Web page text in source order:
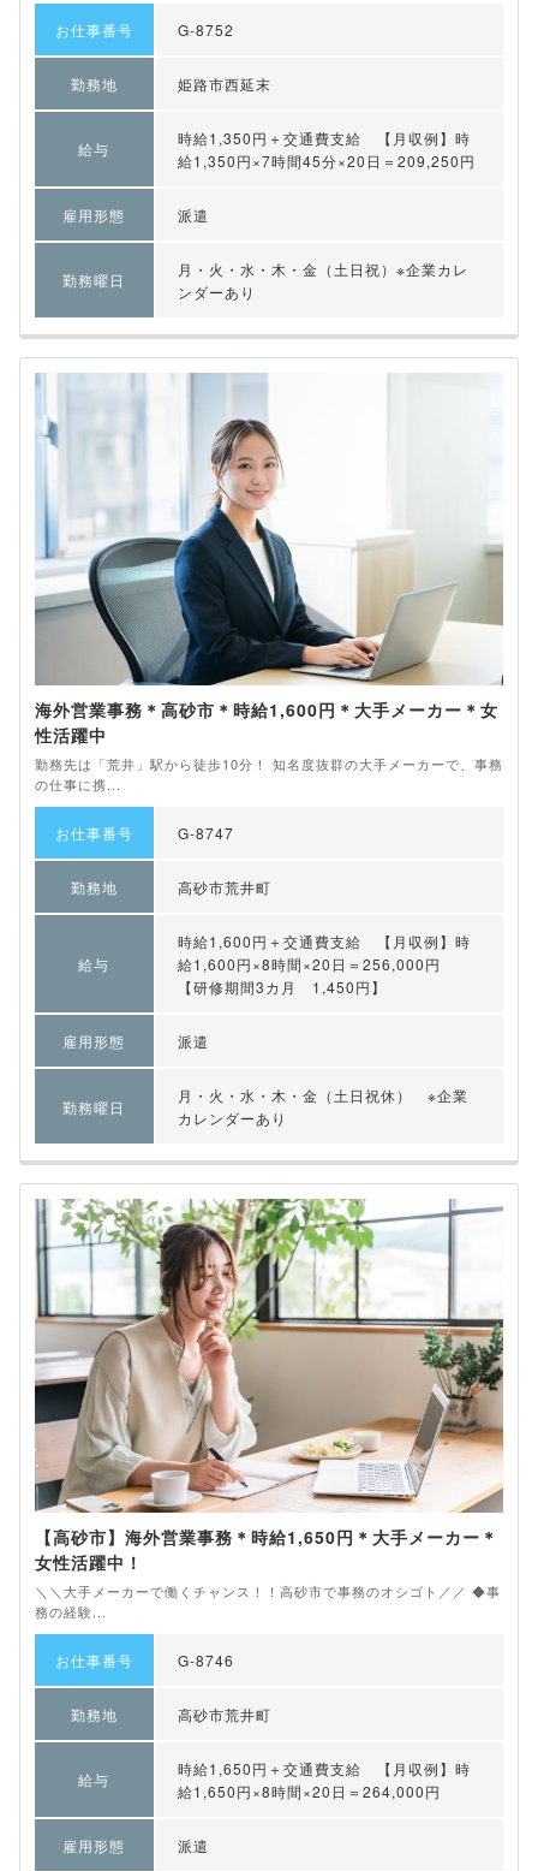
お仕事番号 G-8752
勤務地 姫路市西延末
給与
時給1,350円＋交通費支給 【月収例】時
給1,350円×7時間45分×20日＝209,250円
雇用形態 派遣
勤務曜日
月・火・水・木・金（土日祝）※企業カレ
ンダーあり
海外営業事務＊高砂市＊時給1,600円＊大手メーカー＊女
性活躍中
勤務先は「荒井」駅から徒歩10分！ 知名度抜群の大手メーカーで、事務
の仕事に携...
お仕事番号 G-8747
勤務地 高砂市荒井町
給与
時給1,600円＋交通費支給 【月収例】時
給1,600円×8時間×20日＝256,000円
【研修期間3カ月 1,450円】
雇用形態 派遣
勤務曜日
月・火・水・木・金（土日祝休） ※企業
カレンダーあり
【高砂市】海外営業事務＊時給1,650円＊大手メーカー＊
女性活躍中！
＼＼大手メーカーで働くチャンス！！高砂市で事務のオシゴト／／ ◆事
務の経験...
お仕事番号 G-8746
勤務地 高砂市荒井町
給与
時給1,650円＋交通費支給 【月収例】時
給1,650円×8時間×20日＝264,000円
雇用形態 派遣